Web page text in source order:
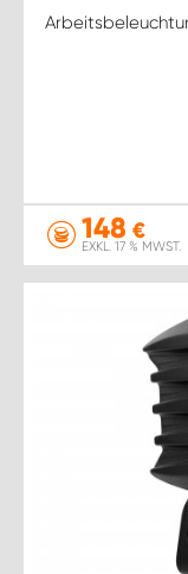
148 €
EXKL. 17 % MWST.